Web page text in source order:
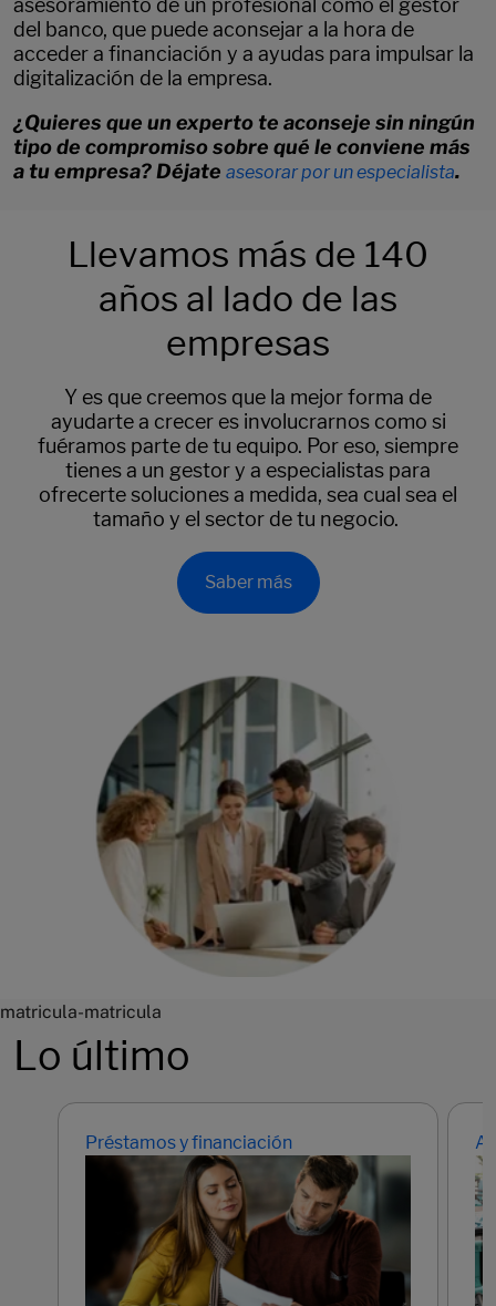
asesoramiento de un profesional como el gestor
del banco, que puede aconsejar a la hora de
acceder a financiación y a ayudas para impulsar la
digitalización de la empresa.
¿Quieres que un experto te aconseje sin ningún
tipo de compromiso sobre qué le conviene más
a tu empresa? Déjate asesorar por un especialista.
Llevamos más de 140
años al lado de las
empresas
Y es que creemos que la mejor forma de
ayudarte a crecer es involucrarnos como si
fuéramos parte de tu equipo. Por eso, siempre
tienes a un gestor y a especialistas para
ofrecerte soluciones a medida, sea cual sea el
tamaño y el sector de tu negocio.
Saber más
matricula-matricula
Lo último
Préstamos y financiación